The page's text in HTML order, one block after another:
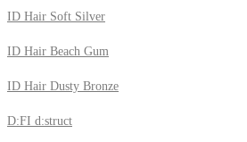
ID Hair Soft Silver
ID Hair Beach Gum
ID Hair Dusty Bronze
D:FI d:struct